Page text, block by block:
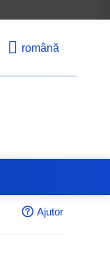
română
Ajutor